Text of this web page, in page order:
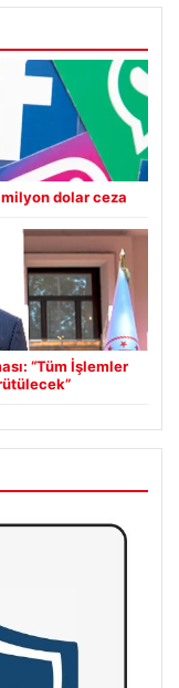
dolar ceza
“Tüm İşlemler